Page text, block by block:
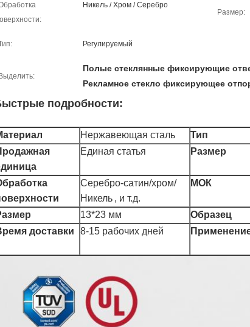
Никель / Хром / Серебро
Размер:
Регулируемый
Выделить:
Полые стеклянные фиксирующие
Рекламное стекло фиксирующее
подробности:
Нержавеющая сталь Тип
Единая статья Размер
Серебро-сатин/хром/
Никель , и т.д.
МОК
13*23 мм Образец
доставки
8-15 рабочих дней